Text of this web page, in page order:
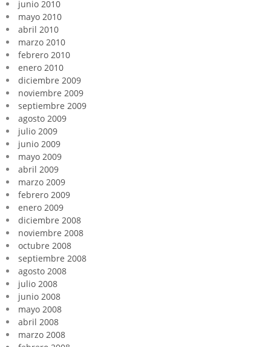
junio 2010
mayo 2010
abril 2010
marzo 2010
febrero 2010
enero 2010
diciembre 2009
noviembre 2009
septiembre 2009
agosto 2009
julio 2009
junio 2009
mayo 2009
abril 2009
marzo 2009
febrero 2009
enero 2009
diciembre 2008
noviembre 2008
octubre 2008
septiembre 2008
agosto 2008
julio 2008
junio 2008
mayo 2008
abril 2008
marzo 2008